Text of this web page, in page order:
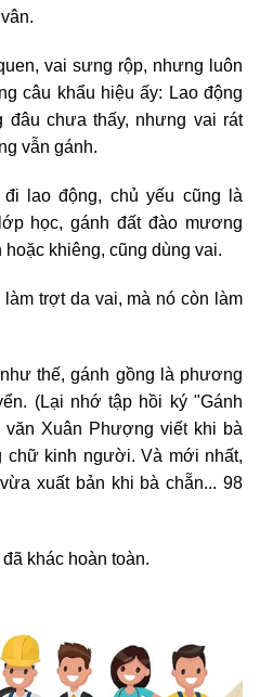
vai sưng rộp, nhưng luôn
câu khẩu hiệu ấy: Lao động
đâu chưa thấy, nhưng vai rát
vẫn gánh.
lao động, chủ yếu cũng là
học, gánh đất đào mương
khiêng, cũng dùng vai.
trợt da vai, mà nó còn làm
thế, gánh gồng là phương
(Lại nhớ tập hồi ký "Gánh
Xuân Phượng viết khi bà
chữ kinh người. Và mới nhất,
xuất bản khi bà chẵn... 98
khác hoàn toàn.